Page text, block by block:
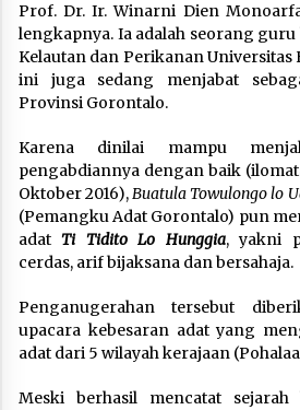
Prof. Dr. Ir. Winarni Dien
lengkapnya. Ia adalah seorang
Kelautan dan Perikanan Universitas
ini juga sedang menjabat
Provinsi Gorontalo.
Karena dinilai mampu
pengabdiannya dengan baik
Oktober 2016),Buatula Towulongo lo
(Pemangku Adat Gorontalo) pun
adatTi Tidito Lo Hunggia, yakni
cerdas, arif bijaksana dan bersahaja.
Penganugerahan tersebut
upacara kebesaran adat yang
adat dari 5 wilayah kerajaan
Meski berhasil mencatat